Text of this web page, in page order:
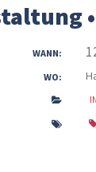
WANN:
WO: